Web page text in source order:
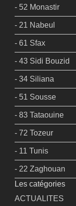
- 52 Monastir
- 21 Nabeul
- 61 Sfax
- 43 Sidi Bouzid
- 34 Siliana
- 51 Sousse
- 83 Tataouine
- 72 Tozeur
- 11 Tunis
- 22 Zaghouan
Les catégories
ACTUALITES